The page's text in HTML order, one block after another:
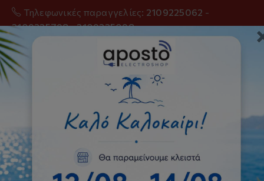
Τηλεφωνικές παραγγελίες: 2109225062 -
2109225798-2109225098
Ψυγειοκαταψύκτες
Αρχική
Ψυγεία-Καταψύκτες
Ψυγειοκαταψύκτες